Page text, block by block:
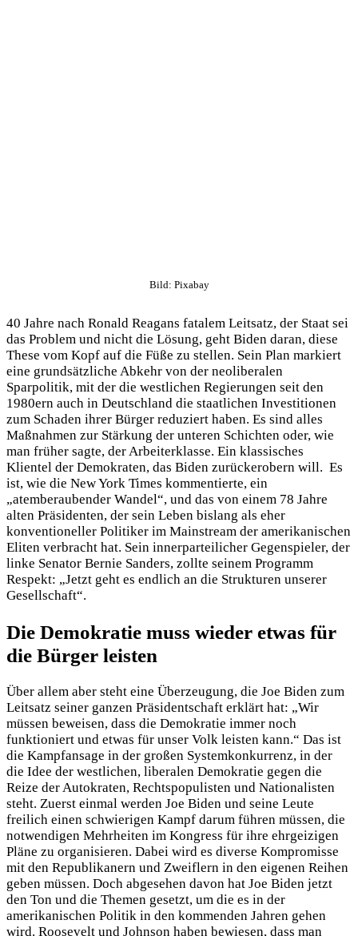
Bild: Pixabay
40 Jahre nach Ronald Reagans fatalem Leitsatz, der Staat sei
das Problem und nicht die Lösung, geht Biden daran, diese
These vom Kopf auf die Füße zu stellen. Sein Plan markiert
eine grundsätzliche Abkehr von der neoliberalen
Sparpolitik, mit der die westlichen Regierungen seit den
1980ern auch in Deutschland die staatlichen Investitionen
zum Schaden ihrer Bürger reduziert haben. Es sind alles
Maßnahmen zur Stärkung der unteren Schichten oder, wie
man früher sagte, der Arbeiterklasse. Ein klassisches
Klientel der Demokraten, das Biden zurückerobern will. Es
ist, wie die New York Times kommentierte, ein
„atemberaubender Wandel“, und das von einem 78 Jahre
alten Präsidenten, der sein Leben bislang als eher
konventioneller Politiker im Mainstream der amerikanischen
Eliten verbracht hat. Sein innerparteilicher Gegenspieler, der
linke Senator Bernie Sanders, zollte seinem Programm
Respekt: „Jetzt geht es endlich an die Strukturen unserer
Gesellschaft“.
Die Demokratie muss wieder etwas für
die Bürger leisten
Über allem aber steht eine Überzeugung, die Joe Biden zum
Leitsatz seiner ganzen Präsidentschaft erklärt hat: „Wir
müssen beweisen, dass die Demokratie immer noch
funktioniert und etwas für unser Volk leisten kann.“ Das ist
die Kampfansage in der großen Systemkonkurrenz, in der
die Idee der westlichen, liberalen Demokratie gegen die
Reize der Autokraten, Rechtspopulisten und Nationalisten
steht. Zuerst einmal werden Joe Biden und seine Leute
freilich einen schwierigen Kampf darum führen müssen, die
notwendigen Mehrheiten im Kongress für ihre ehrgeizigen
Pläne zu organisieren. Dabei wird es diverse Kompromisse
mit den Republikanern und Zweiflern in den eigenen Reihen
geben müssen. Doch abgesehen davon hat Joe Biden jetzt
den Ton und die Themen gesetzt, um die es in der
amerikanischen Politik in den kommenden Jahren gehen
wird. Roosevelt und Johnson haben bewiesen, dass man